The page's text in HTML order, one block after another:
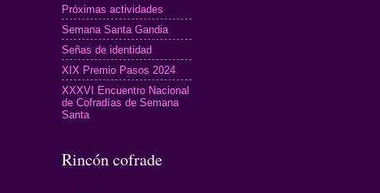
Próximas actividades
Semana Santa Gandia
Señas de identidad
XIX Premio Pasos 2024
XXXVI Encuentro Nacional
de Cofradías de Semana
Santa
Rincón cofrade